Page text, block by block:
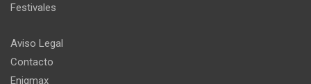
Festivales
Aviso Legal
Contacto
Enigmax